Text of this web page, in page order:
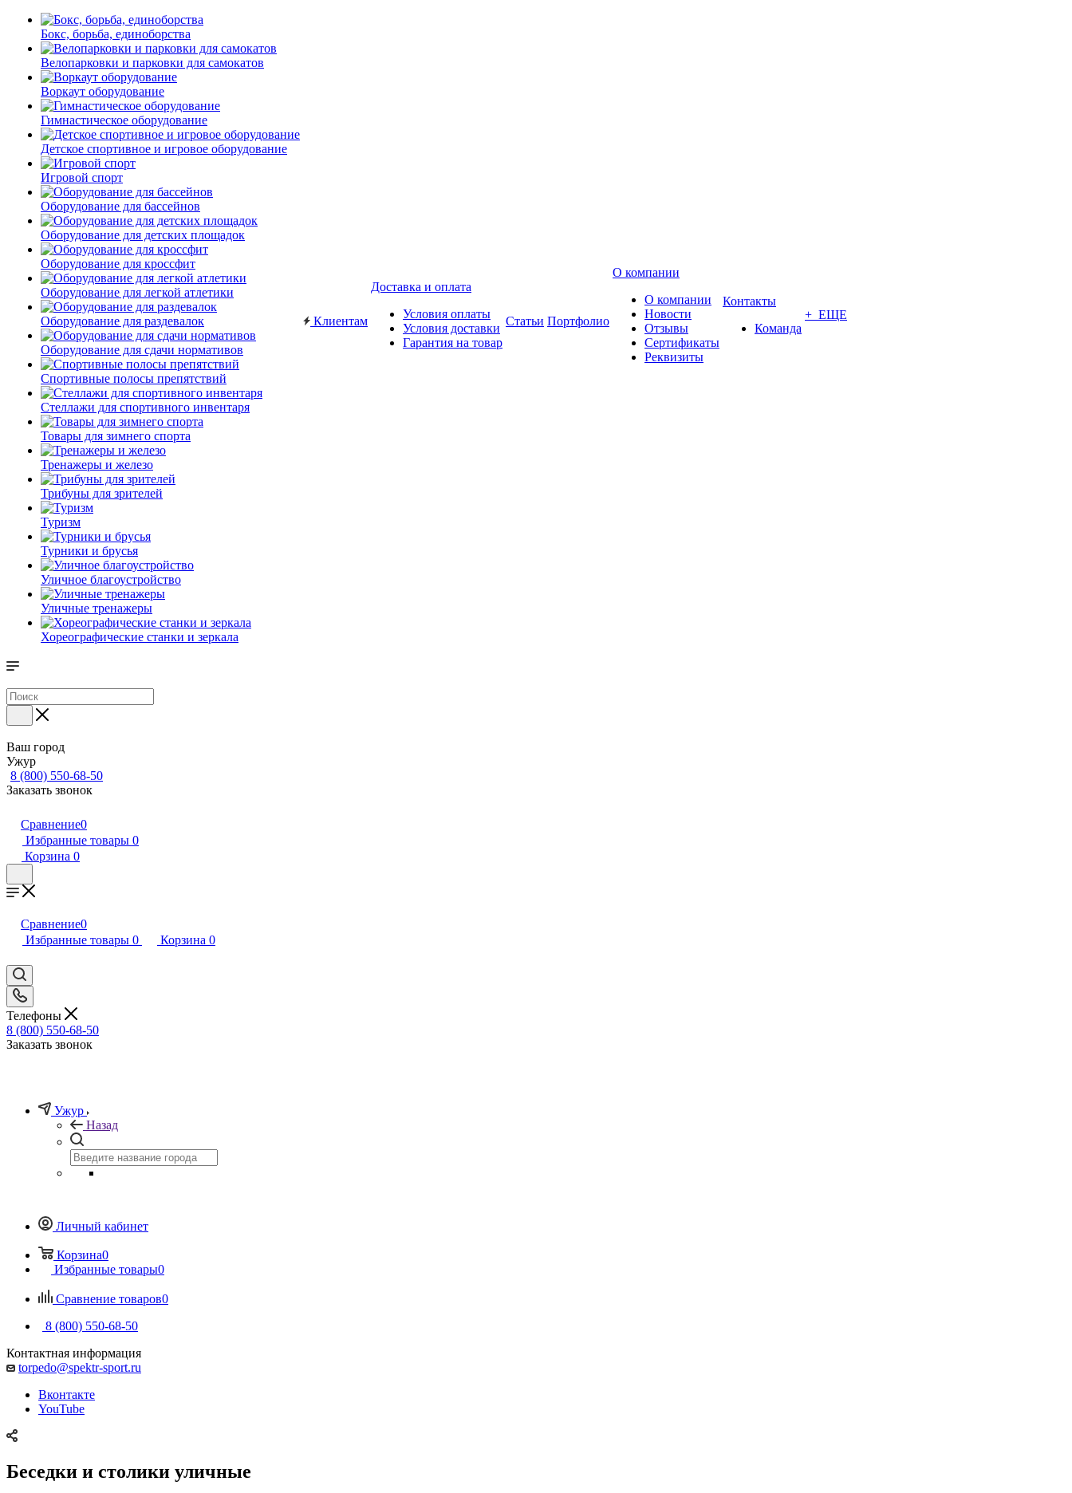
Бокс, борьба, единоборства
Велопарковки и парковки для самокатов
Воркаут оборудование
Гимнастическое оборудование
Детское спортивное и игровое оборудование
Игровой спорт
Оборудование для бассейнов
Оборудование для детских площадок
Оборудование для кроссфит
Оборудование для легкой атлетики
Оборудование для раздевалок
Оборудование для сдачи нормативов
Спортивные полосы препятствий
Стеллажи для спортивного инвентаря
Товары для зимнего спорта
Тренажеры и железо
Трибуны для зрителей
Туризм
Турники и брусья
Уличное благоустройство
Уличные тренажеры
Хореографические станки и зеркала
Клиентам
Доставка и оплата
Условия оплаты
Условия доставки
Гарантия на товар
Статьи Портфолио
О компании
О компании
Новости
Отзывы
Сертификаты
Реквизиты
Контакты
Команда
+ ЕЩЕ
Ваш город
Ужур
8 (800) 550-68-50
Заказать звонок
Сравнение0
Избранные товары 0
Корзина 0
Сравнение0
Избранные товары 0 Корзина 0
Телефоны
8 (800) 550-68-50
Заказать звонок
Ужур
Назад
Личный кабинет
Корзина0
Избранные товары0
Сравнение товаров0
8 (800) 550-68-50
Контактная информация
torpedo@spektr-sport.ru
Вконтакте
YouTube
Беседки и столики уличные